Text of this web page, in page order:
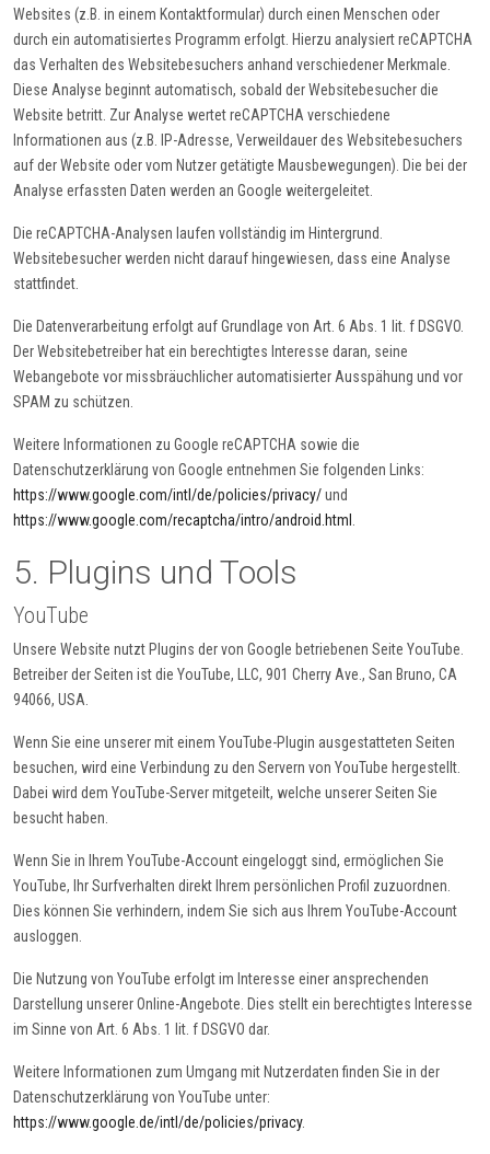
Websites (z.B. in einem Kontaktformular) durch einen Menschen oder
durch ein automatisiertes Programm erfolgt. Hierzu analysiert reCAPTCHA
das Verhalten des Websitebesuchers anhand verschiedener Merkmale.
Diese Analyse beginnt automatisch, sobald der Websitebesucher die
Website betritt. Zur Analyse wertet reCAPTCHA verschiedene
Informationen aus (z.B. IP-Adresse, Verweildauer des Websitebesuchers
auf der Website oder vom Nutzer getätigte Mausbewegungen). Die bei der
Analyse erfassten Daten werden an Google weitergeleitet.
Die reCAPTCHA-Analysen laufen vollständig im Hintergrund.
Websitebesucher werden nicht darauf hingewiesen, dass eine Analyse
stattfindet.
Die Datenverarbeitung erfolgt auf Grundlage von Art. 6 Abs. 1 lit. f DSGVO.
Der Websitebetreiber hat ein berechtigtes Interesse daran, seine
Webangebote vor missbräuchlicher automatisierter Ausspähung und vor
SPAM zu schützen.
Weitere Informationen zu Google reCAPTCHA sowie die
Datenschutzerklärung von Google entnehmen Sie folgenden Links:
https://www.google.com/intl/de/policies/privacy/und
https://www.google.com/recaptcha/intro/android.html .
5. Plugins und Tools
YouTube
Unsere Website nutzt Plugins der von Google betriebenen Seite YouTube.
Betreiber der Seiten ist die YouTube, LLC, 901 Cherry Ave., San Bruno, CA
94066, USA.
Wenn Sie eine unserer mit einem YouTube-Plugin ausgestatteten Seiten
besuchen, wird eine Verbindung zu den Servern von YouTube hergestellt.
Dabei wird dem YouTube-Server mitgeteilt, welche unserer Seiten Sie
besucht haben.
Wenn Sie in Ihrem YouTube-Account eingeloggt sind, ermöglichen Sie
YouTube, Ihr Surfverhalten direkt Ihrem persönlichen Profil zuzuordnen.
Dies können Sie verhindern, indem Sie sich aus Ihrem YouTube-Account
ausloggen.
Die Nutzung von YouTube erfolgt im Interesse einer ansprechenden
Darstellung unserer Online-Angebote. Dies stellt ein berechtigtes Interesse
im Sinne von Art. 6 Abs. 1 lit. f DSGVO dar.
Weitere Informationen zum Umgang mit Nutzerdaten finden Sie in der
Datenschutzerklärung von YouTube unter:
https://www.google.de/intl/de/policies/privacy.